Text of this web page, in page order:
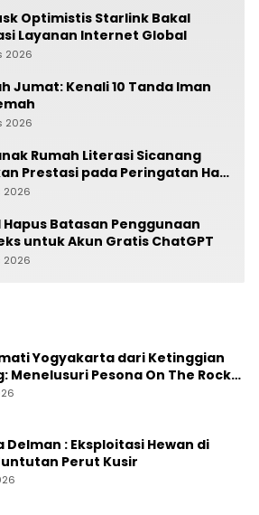
Optimistis Starlink Bakal
Layanan Internet Global
2026
Jumat: Kenali 10 Tanda Iman
2026
Rumah Literasi Sicanang
Prestasi pada Peringatan Hari
di Kecamatan Medan
2026
Hapus Batasan Penggunaan
untuk Akun Gratis ChatGPT
2026
Yogyakarta dari Ketinggian
Menelusuri Pesona On The Rock
Sedang Naik Daun
Delman : Eksploitasi Hewan di
Perut Kusir